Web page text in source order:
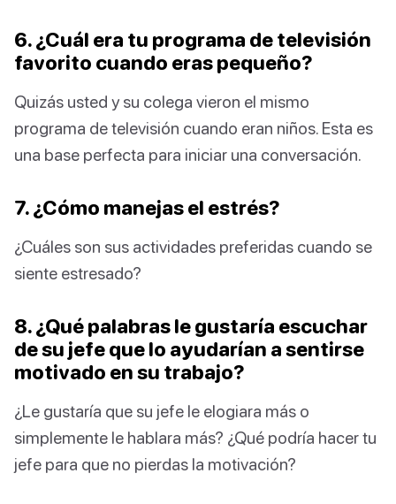
6. ¿Cuál era tu programa de televisión
favorito cuando eras pequeño?
Quizás usted y su colega vieron el mismo
programa de televisión cuando eran niños. Esta es
una base perfecta para iniciar una conversación.
7. ¿Cómo manejas el estrés?
¿Cuáles son sus actividades preferidas cuando se
siente estresado?
8. ¿Qué palabras le gustaría escuchar
de su jefe que lo ayudarían a sentirse
motivado en su trabajo?
¿Le gustaría que su jefe le elogiara más o
simplemente le hablara más? ¿Qué podría hacer tu
jefe para que no pierdas la motivación?